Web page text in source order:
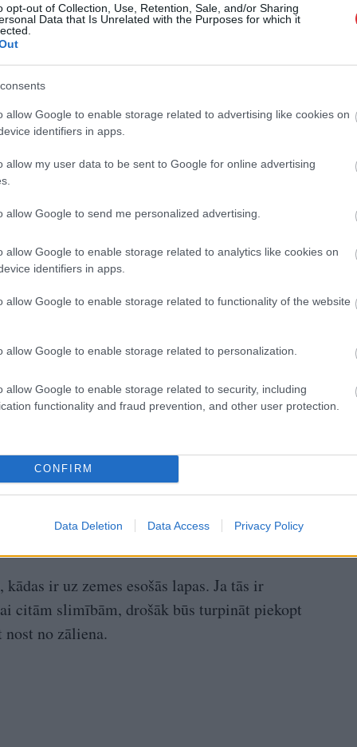
opt-out of Collection, Use, Retention, Sale, and/or Sharing
Data that Is Unrelated with the Purposes for which it
allow Google to enable storage related to advertising like cookies on
identifiers in apps.
allow my user data to be sent to Google for online advertising
allow Google to send me personalized advertising.
allow Google to enable storage related to analytics like cookies on
identifiers in apps.
allow Google to enable storage related to functionality of the website
allow Google to enable storage related to personalization.
allow Google to enable storage related to security, including
functionality and fraud prevention, and other user protection.
CONFIRM
Data Deletion Data Access Privacy Policy
Bauskas
nošauto suņu
asaras
naudas nav – tūrisma
neapskaužamā
lapas biezā slānī nav ieteicams atstāt uz
un sasmalcināto lapu slānis nav biezs, tas ir
apnicīgās grābšanas un, iespējams, arī lapu
Vienkārši vairākkārt tās nopļaujiet ar
tās kā dabīgu mēslojumu zālienam.
ir uz zemes esošās lapas. Ja tās ir
citām slimībām, drošāk būs turpināt piekopt
no zāliena.